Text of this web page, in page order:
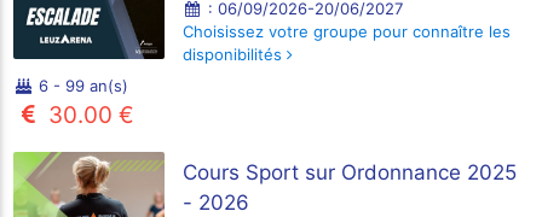
: 06/09/2026-20/06/2027
Choisissez votre groupe pour connaître les
disponibilités
6 - 99 an(s)
30.00 €
Cours Sport sur Ordonnance 2025
- 2026